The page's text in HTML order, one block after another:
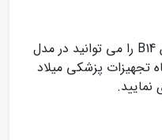
تخت اطفال اوتیسم مدل یک شکن B14 را می توانید در مدل
تجهیزات پزشکی میلاد
نمایید.